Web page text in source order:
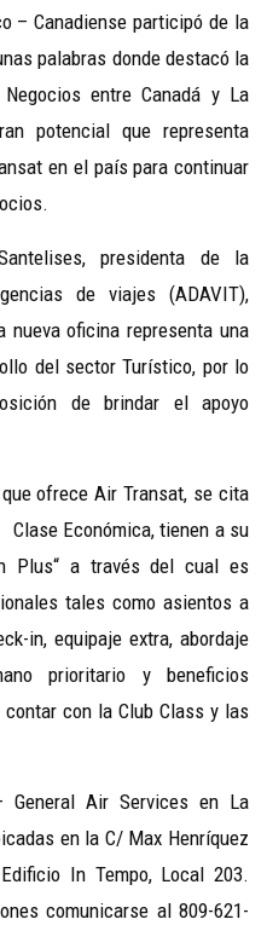
– Canadiense participó de la
palabras donde destacó la
entre Canadá y La
potencial que representa
en el país para continuar
presidenta de la
de viajes (ADAVIT),
nueva oficina representa una
del sector Turístico, por lo
de brindar el apoyo
ofrece Air Transat, se cita
Económica, tienen a su
Plus“ a través del cual es
tales como asientos a
in, equipaje extra, abordaje
prioritario y beneficios
con la Club Class y las
Air Services en La
en la C/ Max Henríquez
In Tempo, Local 203.
comunicarse al 809-621-